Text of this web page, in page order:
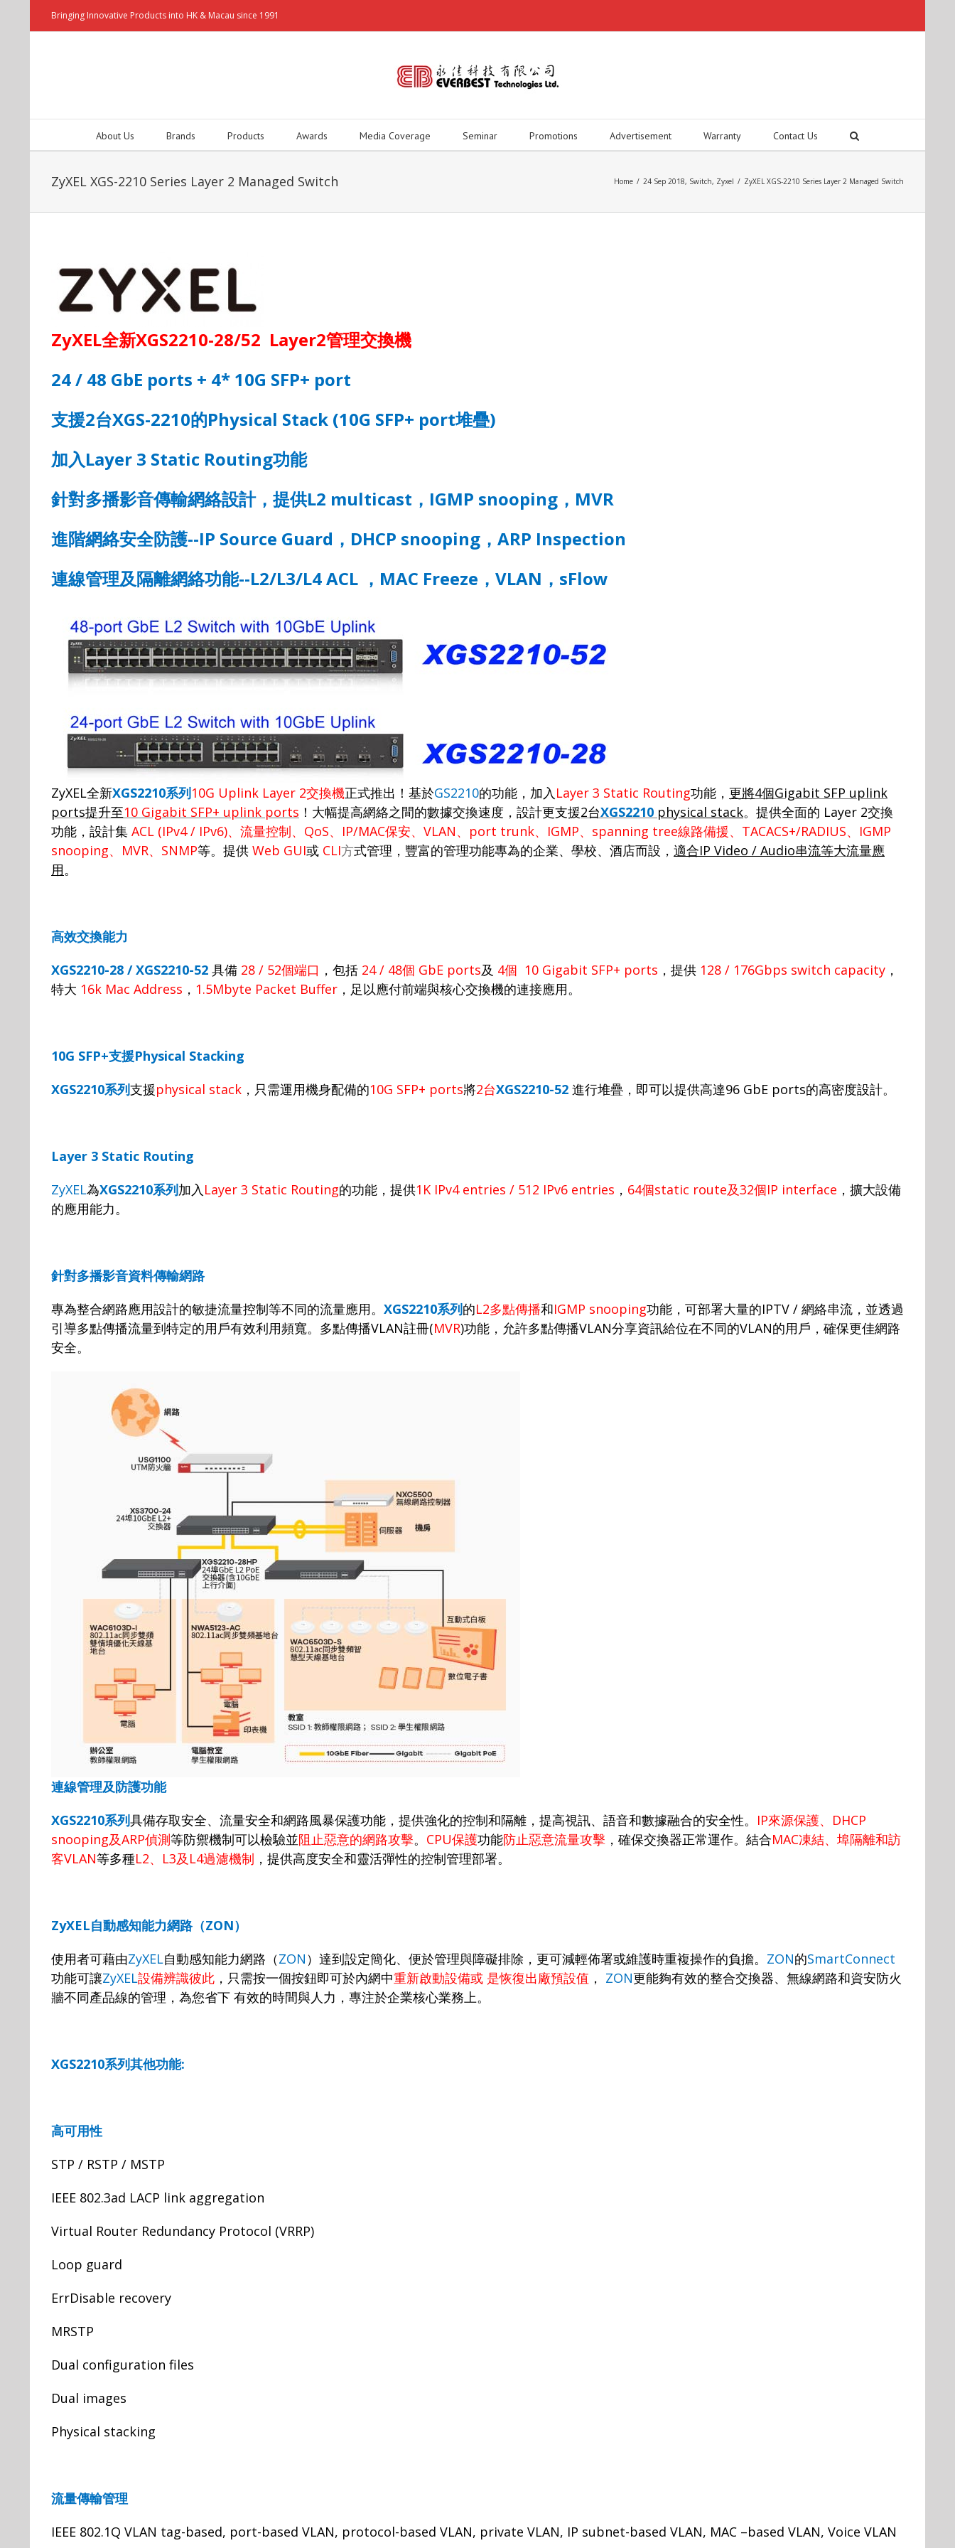
Bringing Innovative Products into HK & Macau since 1991
About Us Brands Products Awards Media Coverage Seminar Promotions Advertisement Warranty Contact Us
ZyXEL XGS-2210 Series Layer 2 Managed Switch Home / 24 Sep 2018, Switch, Zyxel / ZyXEL XGS-2210 Series Layer 2 Managed Switch
ZyXEL全新XGS2210-28/52 Layer2管理交換機
24 / 48 GbE ports + 4* 10G SFP+ port
支援2台XGS-2210的Physical Stack (10G SFP+ port堆疊)
加入Layer 3 Static Routing功能
針對多播影音傳輸網絡設計，提供L2 multicast ， IGMP snooping ， MVR
進階網絡安全防護--IP Source Guard ， DHCP snooping ， ARP Inspection
連線管理及隔離網絡功能--L2/L3/L4 ACL ， MAC Freeze ， VLAN ， sFlow
ZyXEL全新XGS2210系列10G Uplink Layer 2交換機正式推出！基於GS2210的功能，加入 Layer 3 Static Routing功能， 更將4個Gigabit SFP uplink
ports提升至10 Gigabit SFP+ uplink ports ！大幅提高網絡之間的數據交換速度，設計更支援2台XGS2210 physical stack。提供全面的 Layer 2交換
功能，設計集 ACL (IPv4 / IPv6)、 流量控制、 QoS、 IP/MAC保安、 VLAN、 port trunk、 IGMP、 spanning tree線路備援、 TACACS+/RADIUS、 IGMP
snooping、 MVR、 SNMP等。 提供 Web GUI或 CLI方式管理，豐富的管理功能專為的企業、學校、酒店而設 ， 適合IP Video / Audio串流等大流量應
用。
高效交換能力
XGS2210-28 / XGS2210-52 具備 28 / 52個端口 ，包括 24 / 48個 GbE ports及 4個 10 Gigabit SFP+ ports ，提供 128 / 176Gbps switch capacity ，
特大 16k Mac Address ， 1.5Mbyte Packet Buffer ，足以應付前端與核心交換機的連接應用。
10G SFP+支援Physical Stacking
XGS2210系列支援physical stack ，只需運用機身配備的10G SFP+ ports將2台XGS2210-52 進行堆疊，即可以提供高達96 GbE ports的高密度設計。
Layer 3 Static Routing
ZyXEL為XGS2210系列加入 Layer 3 Static Routing的功能，提供1K IPv4 entries / 512 IPv6 entries ， 64個static route及32個IP interface ，擴大設備
的應用能力。
針對多播影音資料傳輸網路
專為整合網路應用設計的敏捷流量控制等不同的流量應用。 XGS2210系列的L2多點傳播和IGMP snooping功能，可部署大量的IPTV / 網絡串流，並透過
引導多點傳播流量到特定的用戶有效利用頻寬。多點傳播VLAN註冊(MVR)功能，允許多點傳播VLAN分享資訊給位在不同的VLAN的用戶，確保更佳網路
安全。
連線管理及防護功能
XGS2210系列具備存取安全、流量安全和網路風暴保護功能，提供強化的控制和隔離，提高視訊、語音和數據融合的安全性。 IP來源保護、 DHCP
snooping及ARP偵測等防禦機制可以檢驗並阻止惡意的網路攻擊。 CPU保護功能防止惡意流量攻擊 ，確保交換器正常運作。結合MAC凍結、埠隔離和訪
客VLAN等多種L2、 L3及 L4過濾機制 ，提供高度安全和靈活彈性的控制管理部署。
ZyXEL自動感知能力網路（ZON）
使用者可藉由ZyXEL自動感知能力網路（ZON ）達到設定簡化、便於管理與障礙排除，更可減輕佈署或維護時重複操作的負擔。 ZON的SmartConnect
功能可讓ZyXEL設備辨識彼此 ，只需按一個按鈕即可於內網中重新啟動設備或 是恢復出廠預設值 ， ZON更能夠有效的整合交換器、無線網路和資安防火
牆不同產品線的管理，為您省下 有效的時間與人力，專注於企業核心業務上。
XGS2210系列其他功能:
高可用性
STP / RSTP / MSTP
IEEE 802.3ad LACP link aggregation
Virtual Router Redundancy Protocol (VRRP)
Loop guard
ErrDisable recovery
MRSTP
Dual configuration files
Dual images
Physical stacking
流量傳輸管理
IEEE 802.1Q VLAN tag-based, port-based VLAN, protocol-based VLAN, private VLAN, IP subnet-based VLAN, MAC –based VLAN, Voice VLAN